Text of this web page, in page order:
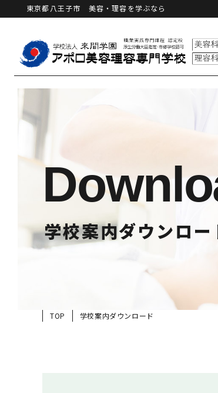
東京都八王子市 美容・理容を学ぶなら
学校案内ダウンロー
TOP 学校案内ダウンロード